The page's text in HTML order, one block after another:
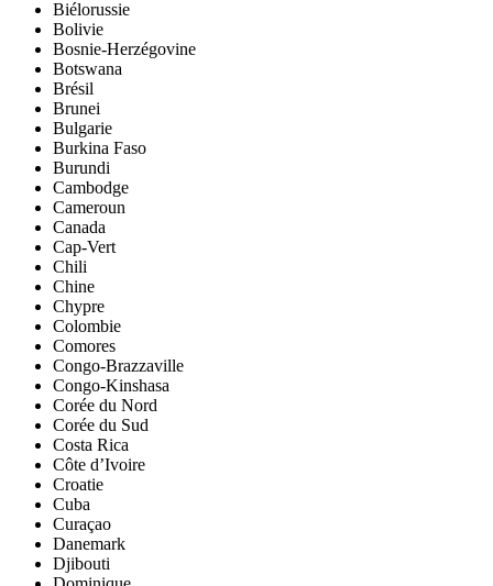
Biélorussie
Bolivie
Bosnie-Herzégovine
Botswana
Brésil
Brunei
Bulgarie
Burkina Faso
Burundi
Cambodge
Cameroun
Canada
Cap-Vert
Chili
Chine
Chypre
Colombie
Comores
Congo-Brazzaville
Congo-Kinshasa
Corée du Nord
Corée du Sud
Costa Rica
Côte d’Ivoire
Croatie
Cuba
Curaçao
Danemark
Djibouti